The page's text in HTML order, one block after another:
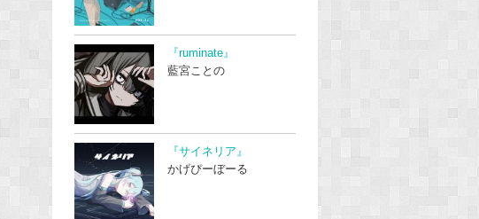
『ruminate』
藍宮ことの
『サイネリア』
かげぴーぼーる